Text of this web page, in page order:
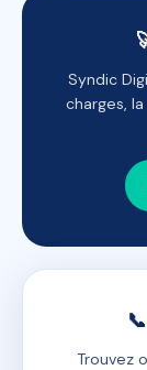
Syndic
charges,
Trouvez